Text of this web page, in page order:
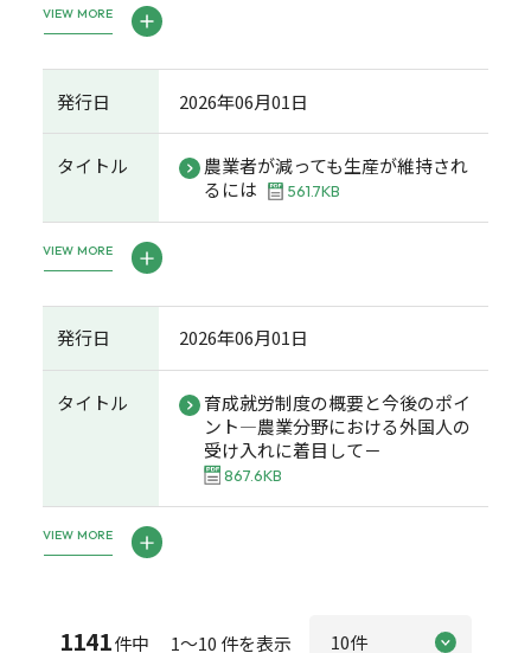
VIEW MORE
発行日 2026年06月01日
タイトル
農業者が減っても生産が維持され
るには
561.7KB
VIEW MORE
発行日 2026年06月01日
タイトル
育成就労制度の概要と今後のポイ
ント―農業分野における外国人の
受け入れに着目して－
867.6KB
VIEW MORE
1141件中 1～10 件を表示